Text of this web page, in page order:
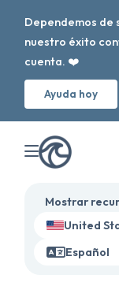
Dependemos de
nuestro éxito
cuenta. ❤️
Ayuda hoy
Mostrar
United
Español